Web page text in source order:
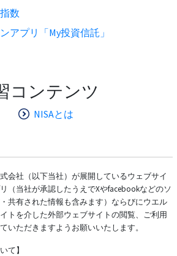
数
アプリ「My投資信託」
コンテンツ
NISAとは
会社（以下当社）が展開しているウェブサイ
（当社が承認したうえでXやfacebookなどのソ
共有された情報も含みます）ならびにウエル
トを介した外部ウェブサイトの閲覧、ご利用
いただきますようお願いいたします。
て】